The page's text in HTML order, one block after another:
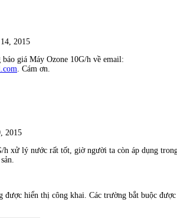
2015
giá Máy Ozone 10G/h về email:
. Cám ơn.
2015
h xử lý nước rất tốt, giờ người ta còn áp dụng
được hiển thị công khai. Các trường bắt buộc được